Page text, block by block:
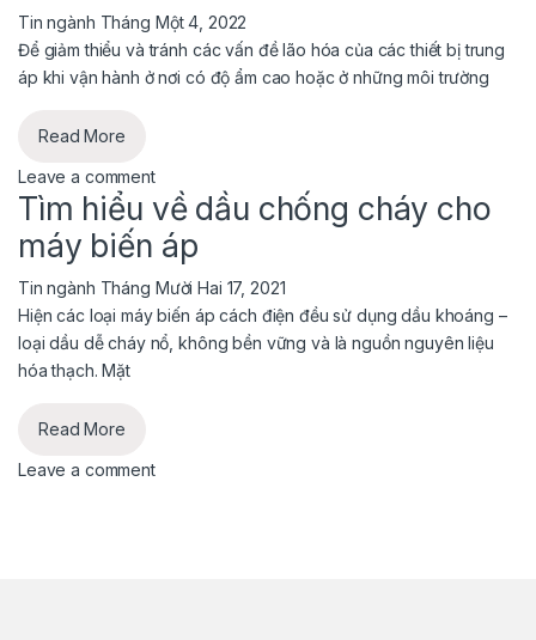
Tin ngành Tháng Một 4, 2022
Để giảm thiểu và tránh các vấn đề lão hóa của các thiết bị trung
áp khi vận hành ở nơi có độ ẩm cao hoặc ở những môi trường
Read More
Leave a comment
Tìm hiểu về dầu chống cháy cho
máy biến áp
Tin ngành Tháng Mười Hai 17, 2021
Hiện các loại máy biến áp cách điện đều sử dụng dầu khoáng –
loại dầu dễ cháy nổ, không bền vững và là nguồn nguyên liệu
hóa thạch. Mặt
Read More
Leave a comment